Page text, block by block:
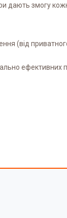
дають змогу
(від
ефективних